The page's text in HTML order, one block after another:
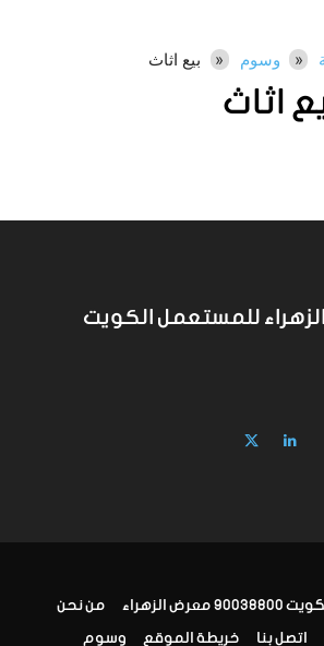
اثاث
وسوم بيع اثاث
للمستعمل الكويت
الزهراء من نحن
اتصل بنا خريطة الموقع وسوم